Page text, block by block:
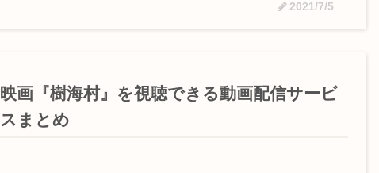
2021/7/5
映画『樹海村』を視聴できる動画配信サービ
スまとめ